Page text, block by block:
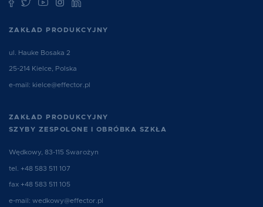
ZAKŁAD PRODUKCYJNY
ul. Hauke Bosaka 2
25-214 Kielce, Polska
e-mail: kielce@effector.pl
ZAKŁAD PRODUKCYJNY
SZYBY ZESPOLONE I OBRÓBKA SZKŁA
Wędkowy, 83-115 Swarożyn
tel. +48 583 511 107
fax +48 583 511 105
e-mail: wedkowy@effector.pl